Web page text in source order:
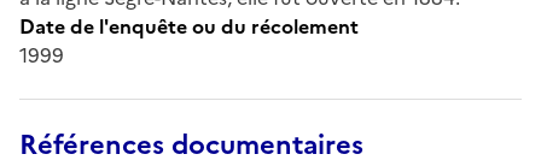
Date de l'enquête ou du récolement
1999
Références documentaires